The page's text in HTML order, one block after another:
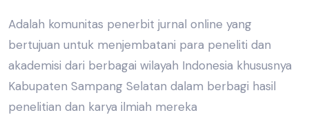
Adalah komunitas penerbit jurnal online yang
bertujuan untuk menjembatani para peneliti dan
akademisi dari berbagai wilayah Indonesia khususnya
Kabupaten Sampang Selatan dalam berbagi hasil
penelitian dan karya ilmiah mereka